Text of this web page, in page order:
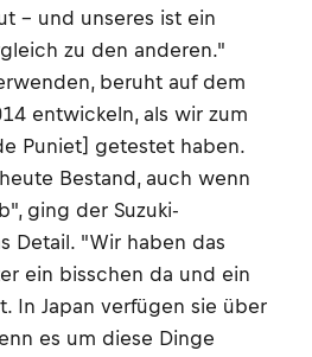
– und unseres ist ein
zu den anderen."
beruht auf dem
entwickeln, als wir zum
Puniet] getestet haben.
Bestand, auch wenn
ging der Suzuki-
Detail. "Wir haben das
ein bisschen da und ein
In Japan verfügen sie über
es um diese Dinge